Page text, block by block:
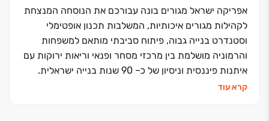
אפריקה ישראל מגורים בונה עבורכם את הנוסחה המנצחת
לקהילות מגורים איכותיות, המשלבות תכנון אופטימלי
וסטנדרט בנייה גבוה, פיתוח סביבתי מותאם למשפחות
והרמוניה מושלמת בין מרכזי מסחר ופנאי וריאות ירוקות עם
איתנות פיננסית וניסיון של כ‏– ‏90 שנות בנייה ישראלית.
אנחנו נבנה את העתיד שלכם וניתן לכם מענה בכל עולמות
קרא עוד